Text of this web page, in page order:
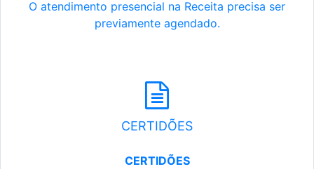
O atendimento presencial na Receita precisa ser
previamente agendado.
CERTIDÕES
CERTIDÕES